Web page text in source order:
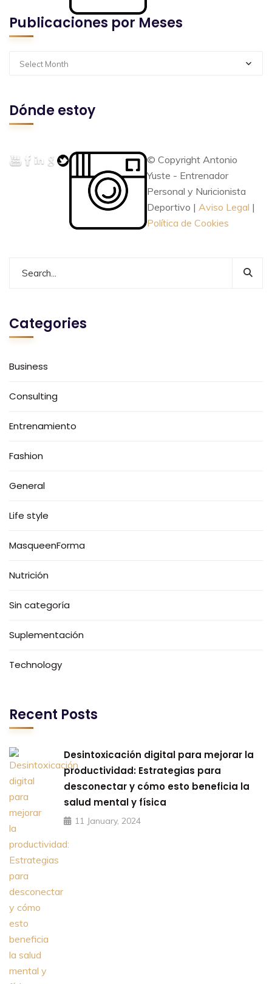
Publicaciones por Meses
Select Month
Dónde estoy
© Copyright Antonio
Yuste - Entrenador
Personal y Nuricionista
Deportivo | Aviso Legal |
Política de Cookies
Categories
Business
Consulting
Entrenamiento
Fashion
General
Life style
MasqueenForma
Nutrición
Sin categoría
Suplementación
Technology
Recent Posts
Desintoxicación digital para mejorar la
productividad: Estrategias para
desconectar y cómo esto beneficia la
salud mental y física
11 January, 2024